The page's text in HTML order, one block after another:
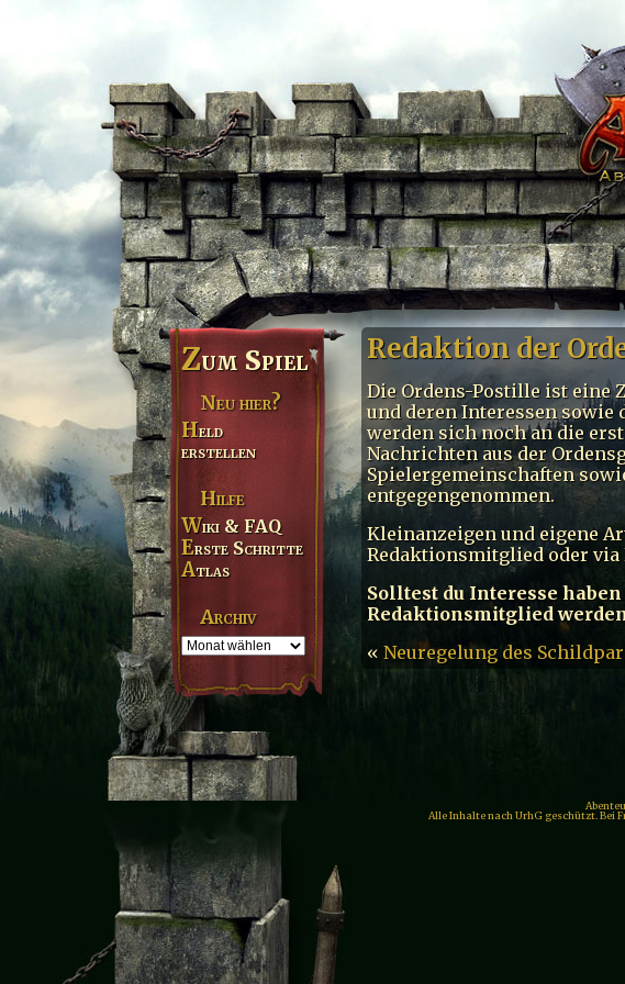
Zum Spiel
Neu hier?
Held
erstellen
Hilfe
Wiki & FAQ
Erste Schritte
Atlas
Archiv
Redaktion der
Die Ordens-Postille ist eine
und deren Interessen sowie
werden sich noch an die
Nachrichten aus der
Spielergemeinschaften
entgegengenommen.
Kleinanzeigen und eigene
Redaktionsmitglied oder via
Solltest du Interesse
Redaktionsmitglied
« Neuregelung des
Alle Inhalte nach UrhG geschützt. Bei